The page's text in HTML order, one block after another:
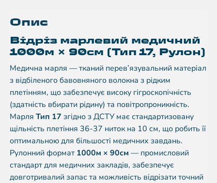
Опис
Відріз марлевий медичний
1000м × 90см (Тип 17, Рулон)
Медична марля — тканий перев’язувальний матеріал
з відбіленого бавовняного волокна з рідким
плетінням, що забезпечує високу гігроскопічність
(здатність вбирати рідину) та повітропроникність.
Марля Тип 17 згідно з ДСТУ має стандартизовану
щільність плетіння 36-37 ниток на 10 см, що робить її
оптимальною для більшості медичних завдань.
Рулонний формат 1000м × 90см — промисловий
стандарт для медичних закладів, забезпечує
довготривалий запас та можливість відрізати точний